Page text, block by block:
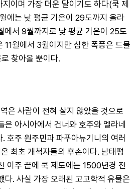
이며 가장 더운 달이기도 하다(쿡 제
에는 낮 평균 기온이 29도까지 올라
에서 9월까지로 낮 평균 기온이 25도
11월에서 3월이지만 심한 폭풍은 드물
찾아올 뿐이다.
은 사람이 전혀 살지 않았을 것으로
은 아시아에서 건너와 호주와 멜라네
호주 원주민과 파푸아뉴기니의 여러
최초 개척자들의 후손이다. 남태평
이주 끝에 쿡 제도에는 1500년경 전
다. 사실 가장 오래된 고고학적 유물은